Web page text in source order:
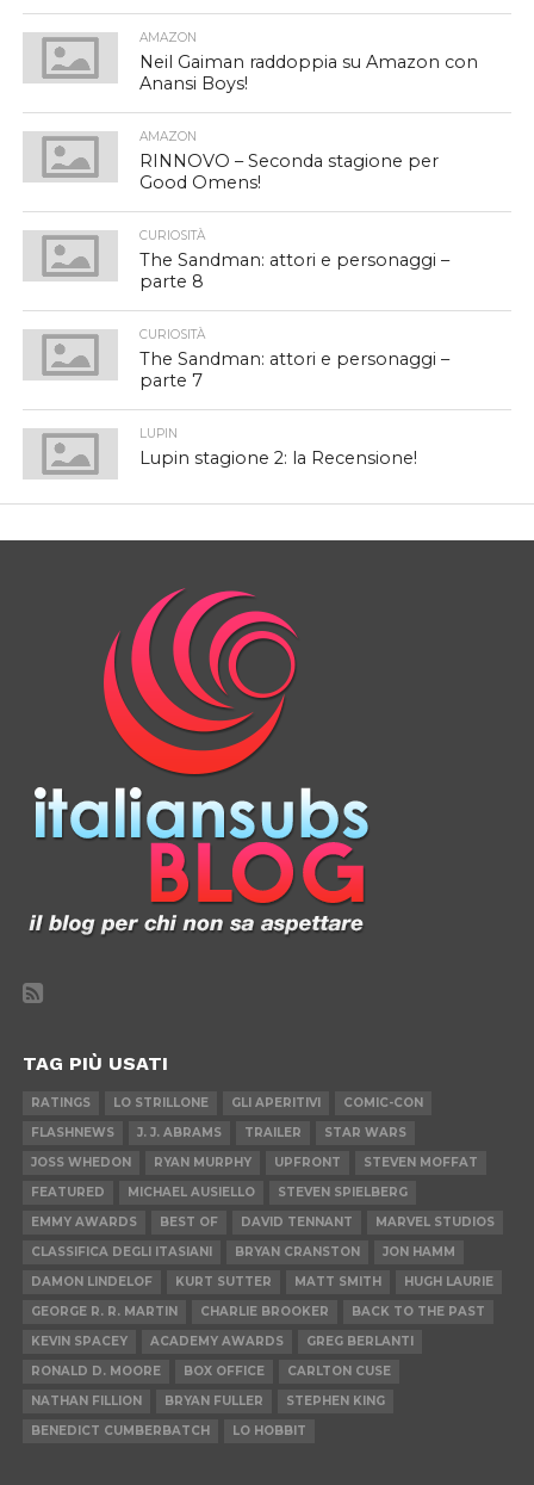
AMAZON
Neil Gaiman raddoppia su Amazon con
Anansi Boys!
AMAZON
RINNOVO – Seconda stagione per
Good Omens!
CURIOSITÀ
The Sandman: attori e personaggi –
parte 8
CURIOSITÀ
The Sandman: attori e personaggi –
parte 7
LUPIN
Lupin stagione 2: la Recensione!
TAG PIÙ USATI
RATINGS LO STRILLONE GLI APERITIVI
COMIC-CON
FLASHNEWS
J. J. ABRAMS TRAILER
STAR WARS
JOSS WHEDON
RYAN MURPHY UPFRONT
STEVEN MOFFAT
FEATURED
MICHAEL AUSIELLO
STEVEN SPIELBERG
EMMY AWARDS
BEST OF DAVID TENNANT
MARVEL STUDIOS
CLASSIFICA DEGLI ITASIANI
BRYAN CRANSTON
JON HAMM
DAMON LINDELOF
KURT SUTTER MATT SMITH
HUGH LAURIE
GEORGE R. R. MARTIN
CHARLIE BROOKER
BACK TO THE PAST
KEVIN SPACEY
ACADEMY AWARDS
GREG BERLANTI
RONALD D. MOORE
BOX OFFICE
CARLTON CUSE
NATHAN FILLION
BRYAN FULLER
STEPHEN KING
BENEDICT CUMBERBATCH
LO HOBBIT